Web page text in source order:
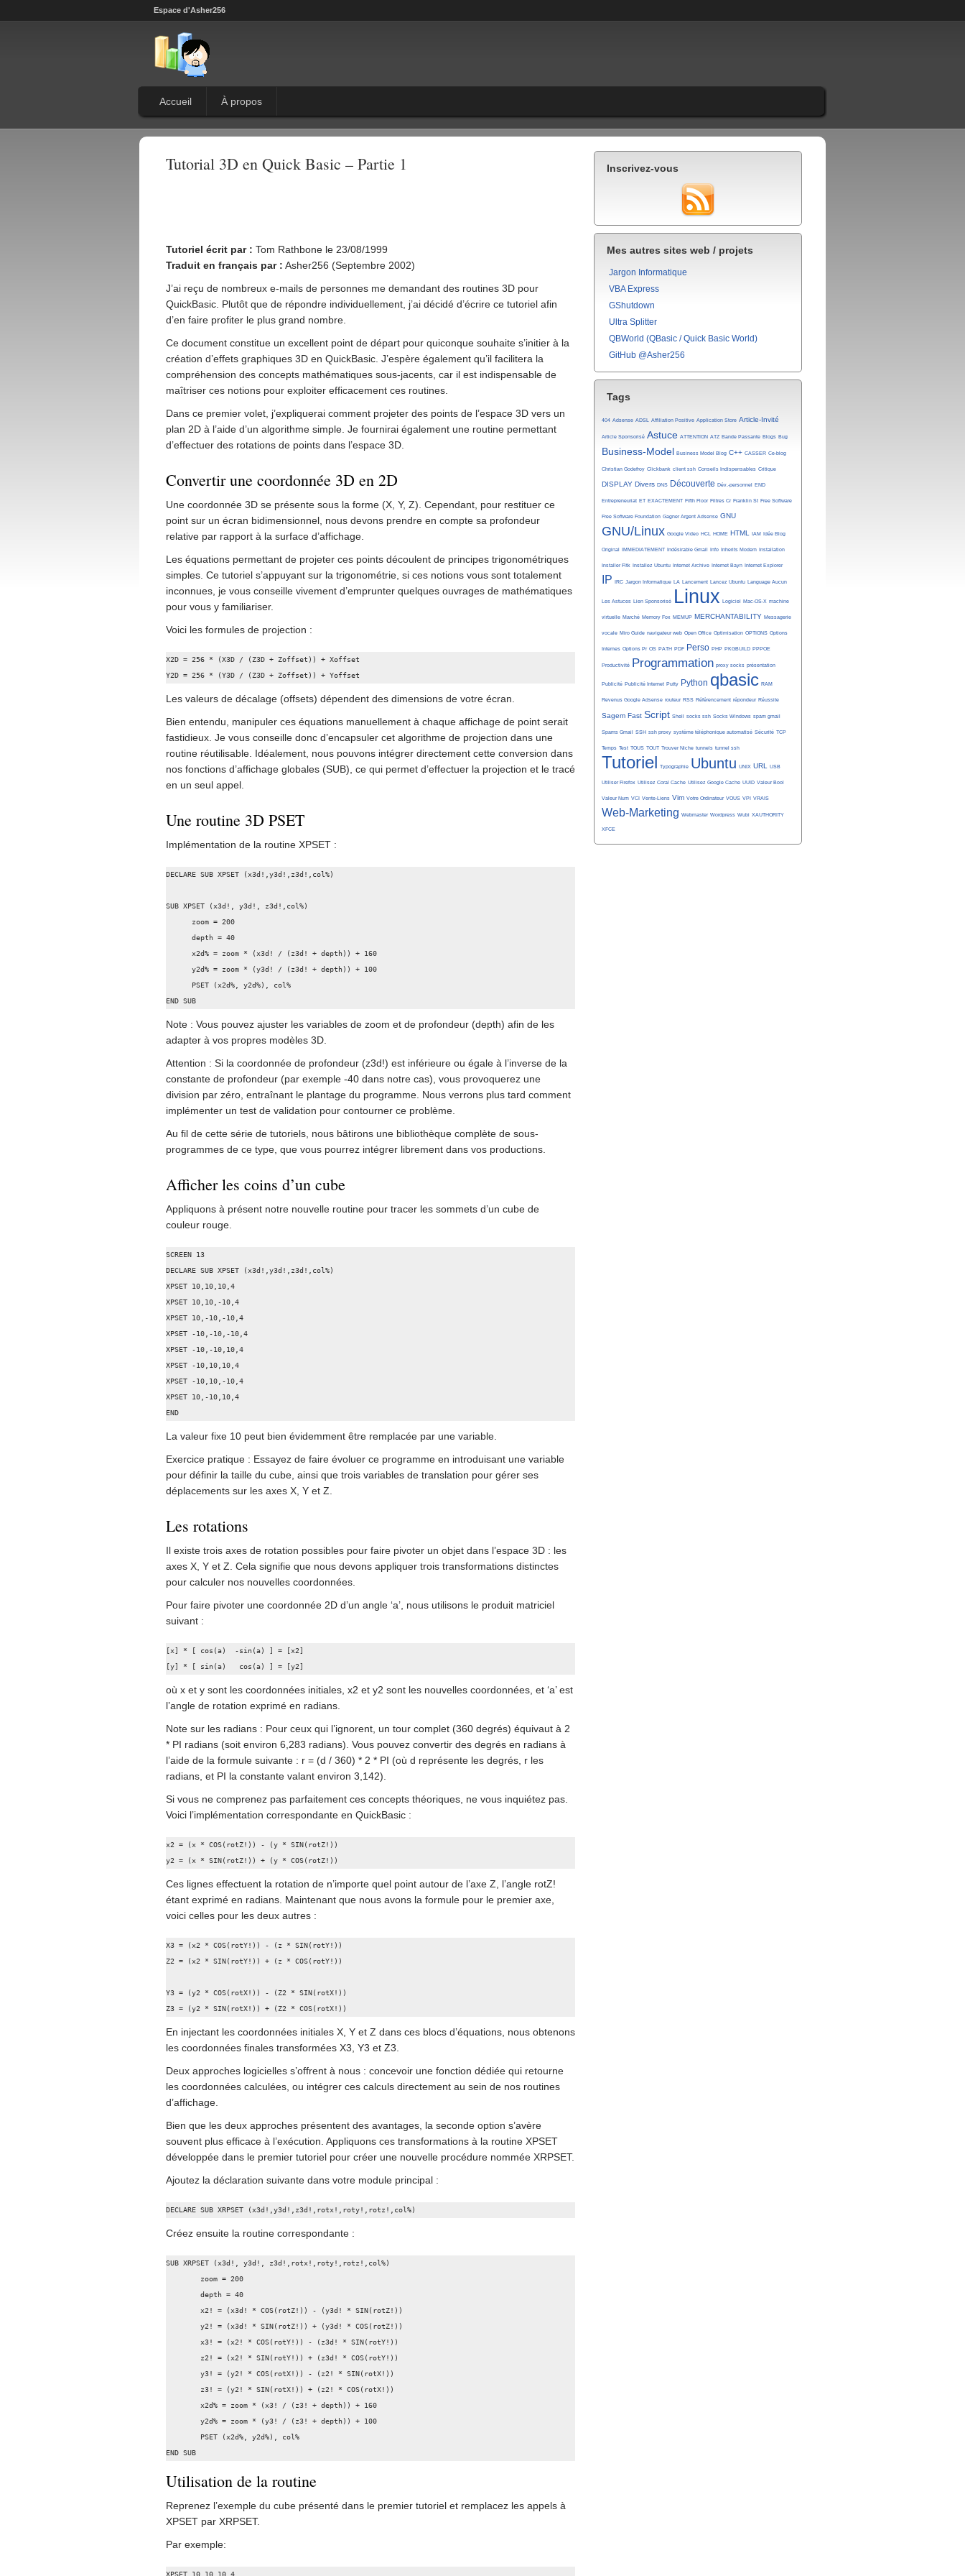
Espace d'Asher256
Accueil À propos
Tutorial 3D en Quick Basic – Partie 1
Tutoriel écrit par : Tom Rathbone le 23/08/1999
Traduit en français par : Asher256 (Septembre 2002)
J’ai reçu de nombreux e-mails de personnes me demandant des routines 3D pour
QuickBasic. Plutôt que de répondre individuellement, j’ai décidé d’écrire ce tutoriel afin
d’en faire profiter le plus grand nombre.
Ce document constitue un excellent point de départ pour quiconque souhaite s’initier à la
création d’effets graphiques 3D en QuickBasic. J’espère également qu’il facilitera la
compréhension des concepts mathématiques sous-jacents, car il est indispensable de
maîtriser ces notions pour exploiter efficacement ces routines.
Dans ce premier volet, j’expliquerai comment projeter des points de l’espace 3D vers un
plan 2D à l’aide d’un algorithme simple. Je fournirai également une routine permettant
d’effectuer des rotations de points dans l’espace 3D.
Convertir une coordonnée 3D en 2D
Une coordonnée 3D se présente sous la forme (X, Y, Z). Cependant, pour restituer ce
point sur un écran bidimensionnel, nous devons prendre en compte sa profondeur
relative par rapport à la surface d’affichage.
Les équations permettant de projeter ces points découlent de principes trigonométriques
simples. Ce tutoriel s’appuyant sur la trigonométrie, si ces notions vous sont totalement
inconnues, je vous conseille vivement d’emprunter quelques ouvrages de mathématiques
pour vous y familiariser.
Voici les formules de projection :
X2D = 256 * (X3D / (Z3D + Zoffset)) + Xoffset
Y2D = 256 * (Y3D / (Z3D + Zoffset)) + Yoffset
Les valeurs de décalage (offsets) dépendent des dimensions de votre écran.
Bien entendu, manipuler ces équations manuellement à chaque affichage de point serait
fastidieux. Je vous conseille donc d’encapsuler cet algorithme de projection dans une
routine réutilisable. Idéalement, nous pouvons intégrer directement cette conversion dans
nos fonctions d’affichage globales (SUB), ce qui permet d’effectuer la projection et le tracé
en un seul appel.
Une routine 3D PSET
Implémentation de la routine XPSET :
DECLARE SUB XPSET (x3d!,y3d!,z3d!,col%)
SUB XPSET (x3d!, y3d!, z3d!,col%)
END SUB
Note : Vous pouvez ajuster les variables de zoom et de profondeur (depth) afin de les
adapter à vos propres modèles 3D.
Attention : Si la coordonnée de profondeur (z3d!) est inférieure ou égale à l’inverse de la
constante de profondeur (par exemple -40 dans notre cas), vous provoquerez une
division par zéro, entraînant le plantage du programme. Nous verrons plus tard comment
implémenter un test de validation pour contourner ce problème.
Au fil de cette série de tutoriels, nous bâtirons une bibliothèque complète de sous-
programmes de ce type, que vous pourrez intégrer librement dans vos productions.
Afficher les coins d’un cube
Appliquons à présent notre nouvelle routine pour tracer les sommets d’un cube de
couleur rouge.
SCREEN 13
DECLARE SUB XPSET (x3d!,y3d!,z3d!,col%)
XPSET 10,10,10,4
XPSET 10,10,-10,4
XPSET 10,-10,-10,4
XPSET -10,-10,-10,4
XPSET -10,-10,10,4
XPSET -10,10,10,4
XPSET -10,10,-10,4
XPSET 10,-10,10,4
END
La valeur fixe 10 peut bien évidemment être remplacée par une variable.
Exercice pratique : Essayez de faire évoluer ce programme en introduisant une variable
pour définir la taille du cube, ainsi que trois variables de translation pour gérer ses
déplacements sur les axes X, Y et Z.
Les rotations
Il existe trois axes de rotation possibles pour faire pivoter un objet dans l’espace 3D : les
axes X, Y et Z. Cela signifie que nous devons appliquer trois transformations distinctes
pour calculer nos nouvelles coordonnées.
Pour faire pivoter une coordonnée 2D d’un angle ‘a’, nous utilisons le produit matriciel
suivant :
[x] * [ cos(a)  -sin(a) ] = [x2]
[y] * [ sin(a)   cos(a) ] = [y2]
où x et y sont les coordonnées initiales, x2 et y2 sont les nouvelles coordonnées, et ‘a’ est
l’angle de rotation exprimé en radians.
Note sur les radians : Pour ceux qui l’ignorent, un tour complet (360 degrés) équivaut à 2
* PI radians (soit environ 6,283 radians). Vous pouvez convertir des degrés en radians à
l’aide de la formule suivante : r = (d / 360) * 2 * PI (où d représente les degrés, r les
radians, et PI la constante valant environ 3,142).
Si vous ne comprenez pas parfaitement ces concepts théoriques, ne vous inquiétez pas.
Voici l’implémentation correspondante en QuickBasic :
x2 = (x * COS(rotZ!)) - (y * SIN(rotZ!))
y2 = (x * SIN(rotZ!)) + (y * COS(rotZ!))
Ces lignes effectuent la rotation de n’importe quel point autour de l’axe Z, l’angle rotZ!
étant exprimé en radians. Maintenant que nous avons la formule pour le premier axe,
voici celles pour les deux autres :
X3 = (x2 * COS(rotY!)) - (z * SIN(rotY!))
Z2 = (x2 * SIN(rotY!)) + (z * COS(rotY!))
Y3 = (y2 * COS(rotX!)) - (Z2 * SIN(rotX!))
Z3 = (y2 * SIN(rotX!)) + (Z2 * COS(rotX!))
En injectant les coordonnées initiales X, Y et Z dans ces blocs d’équations, nous obtenons
les coordonnées finales transformées X3, Y3 et Z3.
Deux approches logicielles s’offrent à nous : concevoir une fonction dédiée qui retourne
les coordonnées calculées, ou intégrer ces calculs directement au sein de nos routines
d’affichage.
Bien que les deux approches présentent des avantages, la seconde option s’avère
souvent plus efficace à l’exécution. Appliquons ces transformations à la routine XPSET
développée dans le premier tutoriel pour créer une nouvelle procédure nommée XRPSET.
Ajoutez la déclaration suivante dans votre module principal :
DECLARE SUB XRPSET (x3d!,y3d!,z3d!,rotx!,roty!,rotz!,col%)
Créez ensuite la routine correspondante :
SUB XRPSET (x3d!, y3d!, z3d!,rotx!,roty!,rotz!,col%)
END SUB
Utilisation de la routine
Reprenez l’exemple du cube présenté dans le premier tutoriel et remplacez les appels à
XPSET par XRPSET.
Par exemple:
Inscrivez-vous
Mes autres sites web / projets
Jargon Informatique
VBA Express
GShutdown
Ultra Splitter
QBWorld (QBasic / Quick Basic World)
GitHub @Asher256
Tags
404 Adsense ADSL Affiliation Positive Application Store Article-Invité
Article Sponsorisé Astuce ATTENTION ATZ Bande Passante Blogs Bug
Business-Model Business Model Blog C++ CASSER Ce-blog
Christian Godefroy Clickbank client ssh Conseils Indispensables Critique
DISPLAY Divers DNS Découverte Dév.-personnel END
Entrepreneuriat ET EXACTEMENT Fifth Floor Filtres Cr Franklin St Free Software
Free Software Foundation Gagner Argent Adsense GNU
GNU/Linux Google Video HCL HOME HTML IAM Idée Blog
Original IMMEDIATEMENT Indésirable Gmail Info Inherits Modem Installation
Installer Fltk Installez Ubuntu Internet Archive Internet Bayn Internet Explorer
IP IRC Jargon Informatique LA Lancement Lancez Ubuntu Language Aucun
Les Astuces Lien Sponsorisé Linux Logiciel Mac-OS-X machine
virtuelle Marché Memory Fox MEMUP MERCHANTABILITY Messagerie
vocale Miro Guide navigateur web Open Office Optimisation OPTIONS Options
Internes Options Pr OS PATH PDF Perso PHP PKGBUILD PPPOE
Productivité Programmation proxy socks présentation
Publicité Publicité Internet Putty Python qbasic RAM
Revenus Google Adsense routeur RSS Référencement répondeur Réussite
Sagem Fast Script Shell socks ssh Socks Windows spam gmail
Spams Gmail SSH ssh proxy système téléphonique automatisé Sécurité TCP
Temps Test TOUS TOUT Trouver Niche tunnels tunnel ssh
Tutoriel Typographie Ubuntu UNIX URL USB
Utiliser Firefox Utilisez Coral Cache Utilisez Google Cache UUID Valeur Bool
Valeur Num VCI Vente-Liens Vim Votre Ordinateur VOUS VPI VRAIS
Web-Marketing Webmaster Wordpress Wubi XAUTHORITY
XFCE